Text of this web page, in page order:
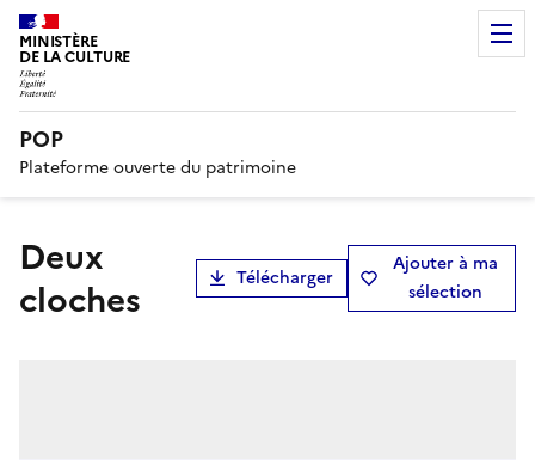
MINISTÈRE
DE LA CULTURE
POP
Plateforme ouverte du patrimoine
deux
cloches
Télécharger
Ajouter à ma
sélection